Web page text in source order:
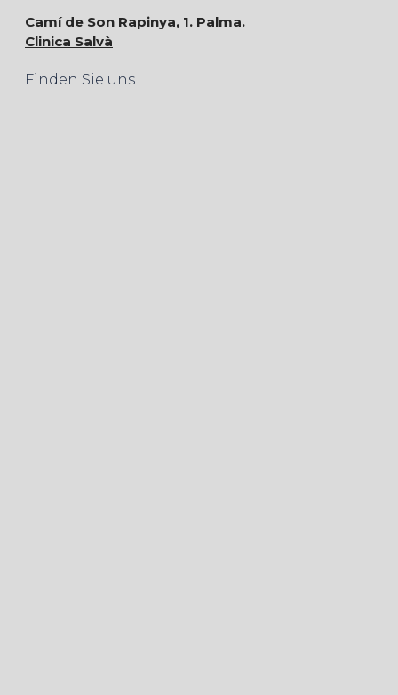
Camí de Son Rapinya, 1. Palma.
Clinica Salvà
Finden Sie uns